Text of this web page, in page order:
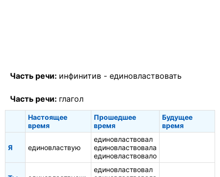
Часть речи: инфинитив - единовластвовать
Часть речи: глагол
Настоящее
время
Прошедшее
время
Будущее
время
Я единовластвую
единовластвовал
единовластвовала
единовластвовало
единовластвовал